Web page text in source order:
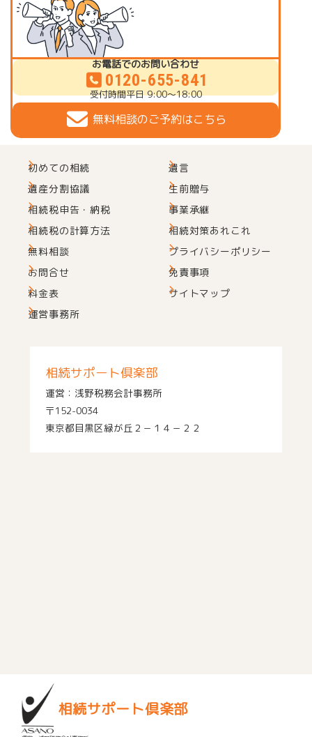
お電話でのお問い合わせ
0120-655-841
受付時間平日 9:00～18:00
無料相談のご予約はこちら
初めての相続
遺産分割協議
相続税申告・納税
相続税の計算方法
遺言
生前贈与
事業承継
相続対策あれこれ
無料相談
お問合せ
料金表
運営事務所
プライバシーポリシー
免責事項
サイトマップ
相続サポート倶楽部
運営：浅野税務会計事務所
〒152-0034
東京都目黒区緑が丘２－１４－２２
相続サポート倶楽部